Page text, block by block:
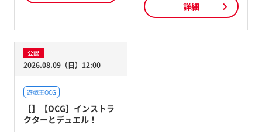
詳細
公認
2026.08.09（日）12:00
遊戯王OCG
【】【OCG】インストラ
クターとデュエル！